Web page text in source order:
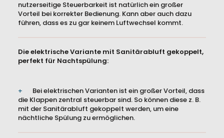
nutzerseitige Steuerbarkeit ist natürlich ein großer
Vorteil bei korrekter Bedienung. Kann aber auch dazu
führen, dass es zu gar keinem Luftwechsel kommt.
Die elektrische Variante mit Sanitärabluft gekoppelt,
perfekt für Nachtspülung:
Bei elektrischen Varianten ist ein großer Vorteil, dass
die Klappen zentral steuerbar sind. So können diese z. B.
mit der Sanitärabluft gekoppelt werden, um eine
nächtliche Spülung zu ermöglichen.